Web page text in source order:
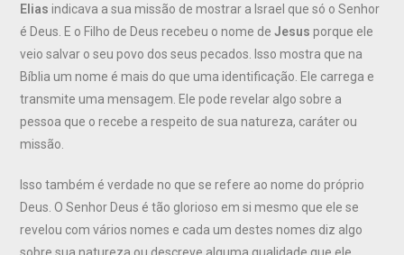
Eliasindicava a sua missão de mostrar a Israel que só o Senhor
é Deus. E o Filho de Deus recebeu o nome deJesus porque ele
veio salvar o seu povo dos seus pecados. Isso mostra que na
Bíblia um nome é mais do que uma identificação. Ele carrega e
transmite uma mensagem. Ele pode revelar algo sobre a
pessoa que o recebe a respeito de sua natureza, caráter ou
missão.
Isso também é verdade no que se refere ao nome do próprio
Deus. O Senhor Deus é tão glorioso em si mesmo que ele se
revelou com vários nomes e cada um destes nomes diz algo
sobre sua natureza ou descreve alguma qualidade que ele